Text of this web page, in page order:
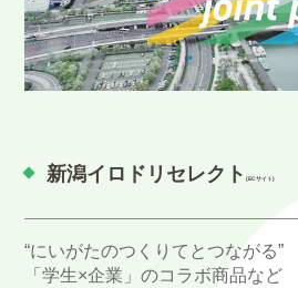
新潟イロドリセレクト(ECサイト)
“にいがたのつくりてとつながる”
「学生×企業」のコラボ商品など